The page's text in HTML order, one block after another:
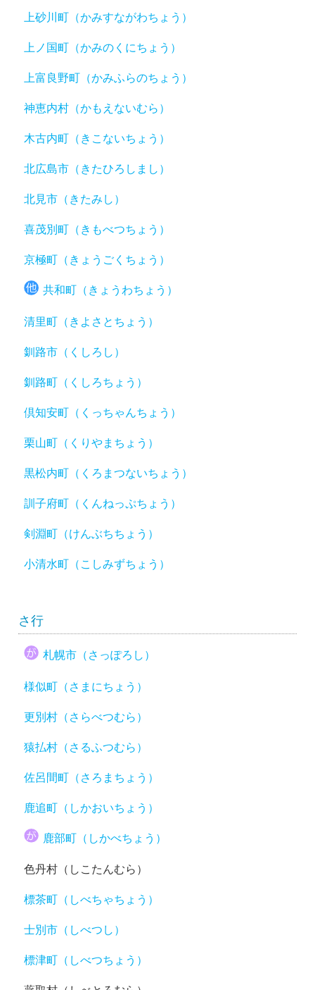
上砂川町（かみすながわちょう）
上ノ国町（かみのくにちょう）
上富良野町（かみふらのちょう）
神恵内村（かもえないむら）
木古内町（きこないちょう）
北広島市（きたひろしまし）
北見市（きたみし）
喜茂別町（きもべつちょう）
京極町（きょうごくちょう）
共和町（きょうわちょう）
清里町（きよさとちょう）
釧路市（くしろし）
釧路町（くしろちょう）
倶知安町（くっちゃんちょう）
栗山町（くりやまちょう）
黒松内町（くろまつないちょう）
訓子府町（くんねっぷちょう）
剣淵町（けんぶちちょう）
小清水町（こしみずちょう）
さ行
札幌市（さっぽろし）
様似町（さまにちょう）
更別村（さらべつむら）
猿払村（さるふつむら）
佐呂間町（さろまちょう）
鹿追町（しかおいちょう）
鹿部町（しかべちょう）
色丹村（しこたんむら）
標茶町（しべちゃちょう）
士別市（しべつし）
標津町（しべつちょう）